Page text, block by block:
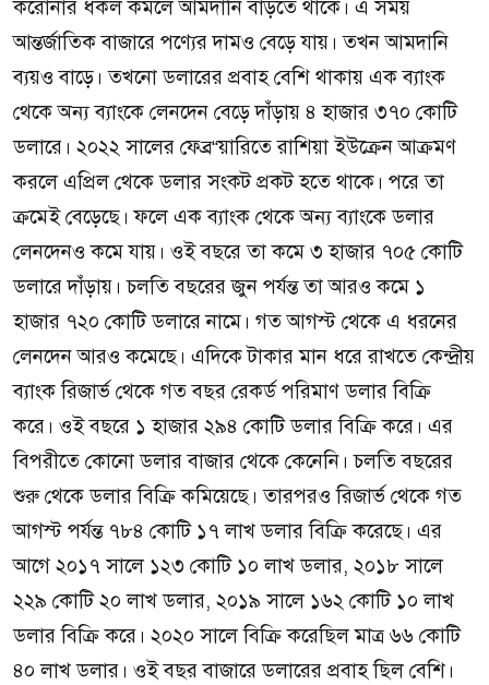
করোনার ধকল কমলে আমদানি বাড়তে থাকে। এ সময়
আন্তর্জাতিক বাজারে পণ্যের দামও বেড়ে যায়। তখন আমদানি
ব্যয়ও বাড়ে। তখনো ডলারের প্রবাহ বেশি থাকায় এক ব্যাংক
থেকে অন্য ব্যাংকে লেনদেন বেড়ে দাঁড়ায় ৪ হাজার ৩৭০ কোটি
ডলারে। ২০২২ সালের ফেব্র“য়ারিতে রাশিয়া ইউক্রেন আক্রমণ
করলে এপ্রিল থেকে ডলার সংকট প্রকট হতে থাকে। পরে তা
ক্রমেই বেড়েছে। ফলে এক ব্যাংক থেকে অন্য ব্যাংকে ডলার
লেনদেনও কমে যায়। ওই বছরে তা কমে ৩ হাজার ৭০৫ কোটি
ডলারে দাঁড়ায়। চলতি বছরের জুন পর্যন্ত তা আরও কমে ১
হাজার ৭২০ কোটি ডলারে নামে। গত আগস্ট থেকে এ ধরনের
লেনদেন আরও কমেছে। এদিকে টাকার মান ধরে রাখতে কেন্দ্রীয়
ব্যাংক রিজার্ভ থেকে গত বছর রেকর্ড পরিমাণ ডলার বিক্রি
করে। ওই বছরে ১ হাজার ২৯৪ কোটি ডলার বিক্রি করে। এর
বিপরীতে কোনো ডলার বাজার থেকে কেনেনি। চলতি বছরের
শুরু থেকে ডলার বিক্রি কমিয়েছে। তারপরও রিজার্ভ থেকে গত
আগস্ট পর্যন্ত ৭৮৪ কোটি ১৭ লাখ ডলার বিক্রি করেছে। এর
আগে ২০১৭ সালে ১২৩ কোটি ১০ লাখ ডলার, ২০১৮ সালে
২২৯ কোটি ২০ লাখ ডলার, ২০১৯ সালে ১৬২ কোটি ১০ লাখ
ডলার বিক্রি করে। ২০২০ সালে বিক্রি করেছিল মাত্র ৬৬ কোটি
৪০ লাখ ডলার। ওই বছর বাজারে ডলারের প্রবাহ ছিল বেশি।